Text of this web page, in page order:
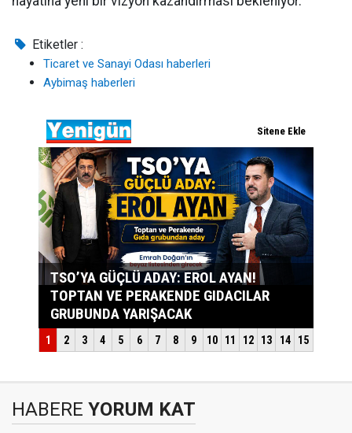
Etiketler :
Ticaret ve Sanayi Odası haberleri
Aybimaş haberleri
HABERE YORUM KAT